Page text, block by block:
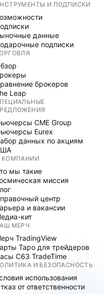
И ПОДПИСКИ
данные
подписки
брокеров
Leap
CME Group
Eurex
данных по акциям
КОМПАНИИ
мы такие
миссия
центр
и вакансии
кит
МЕРЧ
TradingView
Таро для трейдеров
C63 TradeTime
И БЕЗОПАСНОСТЬ
использования
от ответственности